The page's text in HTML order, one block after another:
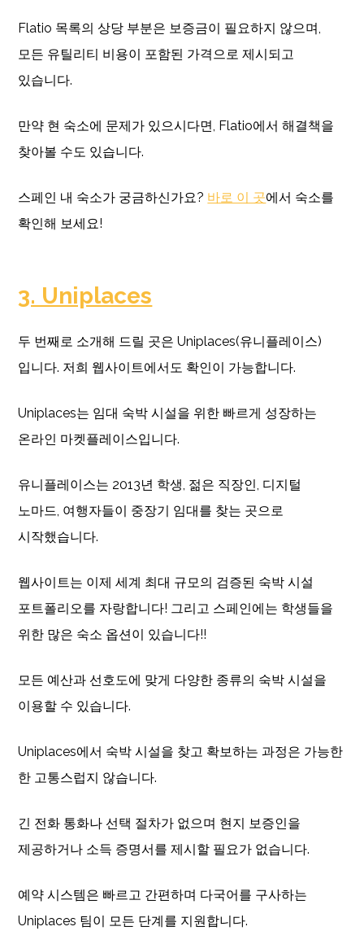
Flatio 목록의 상당 부분은 보증금이 필요하지 않으며,
모든 유틸리티 비용이 포함된 가격으로 제시되고
있습니다.
만약 현 숙소에 문제가 있으시다면, Flatio에서 해결책을
찾아볼 수도 있습니다.
스페인 내 숙소가 궁금하신가요? 바로 이 곳에서 숙소를
확인해 보세요!
3. Uniplaces
두 번째로 소개해 드릴 곳은 Uniplaces(유니플레이스)
입니다. 저희 웹사이트에서도 확인이 가능합니다.
Uniplaces는 임대 숙박 시설을 위한 빠르게 성장하는
온라인 마켓플레이스입니다.
유니플레이스는 2013년 학생, 젊은 직장인, 디지털
노마드, 여행자들이 중장기 임대를 찾는 곳으로
시작했습니다.
웹사이트는 이제 세계 최대 규모의 검증된 숙박 시설
포트폴리오를 자랑합니다! 그리고 스페인에는 학생들을
위한 많은 숙소 옵션이 있습니다!!
모든 예산과 선호도에 맞게 다양한 종류의 숙박 시설을
이용할 수 있습니다.
Uniplaces에서 숙박 시설을 찾고 확보하는 과정은 가능한
한 고통스럽지 않습니다.
긴 전화 통화나 선택 절차가 없으며 현지 보증인을
제공하거나 소득 증명서를 제시할 필요가 없습니다.
예약 시스템은 빠르고 간편하며 다국어를 구사하는
Uniplaces 팀이 모든 단계를 지원합니다.